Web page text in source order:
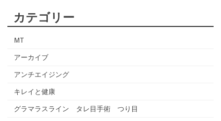
カテゴリー
MT
アーカイブ
アンチエイジング
キレイと健康
グラマラスライン タレ目手術 つり目